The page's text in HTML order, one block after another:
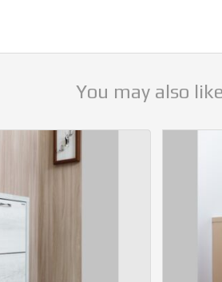
You may also